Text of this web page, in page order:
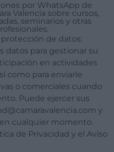
por WhatsApp de
Valencia sobre cursos,
seminarios y otras
de datos:
datos para gestionar su
en actividades
como para enviarle
o comerciales cuando
Puede ejercer sus
y
cualquier momento.
de Privacidad y el Aviso